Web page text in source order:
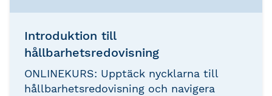
Introduktion till
hållbarhetsredovisning
ONLINEKURS: Upptäck nycklarna till
hållbarhetsredovisning och navigera